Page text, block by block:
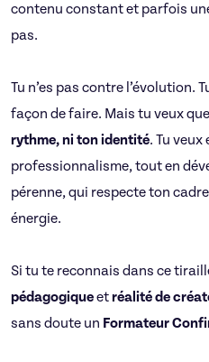
contenu constant et parfois
pas.
Tu n’es pas contre l’évolution.
façon de faire. Mais tu veux
rythme, ni ton identité. Tu
professionnalisme, tout en
pérenne, qui respecte ton
énergie.
Si tu te reconnais dans ce
pédagogiqueetréalité de
sans doute un Formateur